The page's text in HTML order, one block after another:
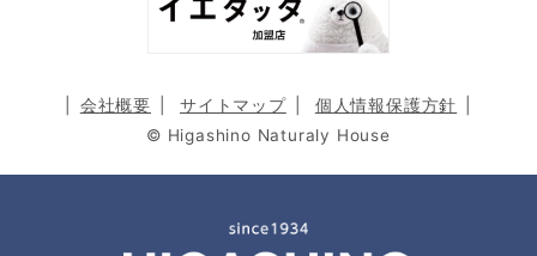
会社概要 サイトマップ
個人情報保護方針
© Higashino Naturaly House